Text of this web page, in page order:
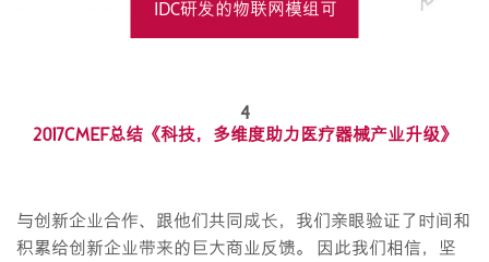
IDC研发的物联网模组可
输
4
2017CMEF总结《科技，多维度助力医疗器械产业升级》
与创新企业合作、跟他们共同成长，我们亲眼验证了时间和
积累给创新企业带来的巨大商业反馈。 因此我们相信，坚